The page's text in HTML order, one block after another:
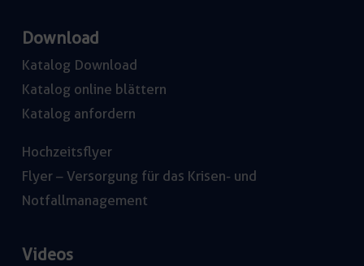
Download
Katalog Download
Katalog online blättern
Katalog anfordern
Hochzeitsflyer
Flyer – Versorgung für das Krisen- und
Notfallmanagement
Videos